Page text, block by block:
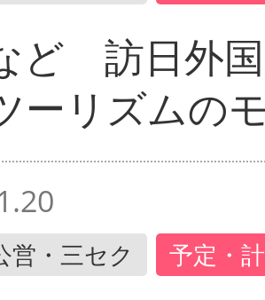
ど 訪日外
ーリズムの
営・三セク 予定・